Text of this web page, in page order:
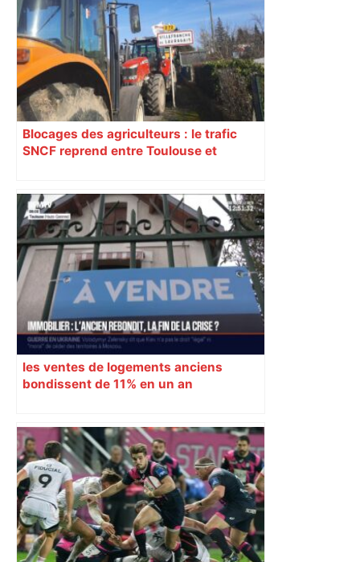
Blocages des agriculteurs : le trafic
SNCF reprend entre Toulouse et
les ventes de logements anciens
bondissent de 11% en un an